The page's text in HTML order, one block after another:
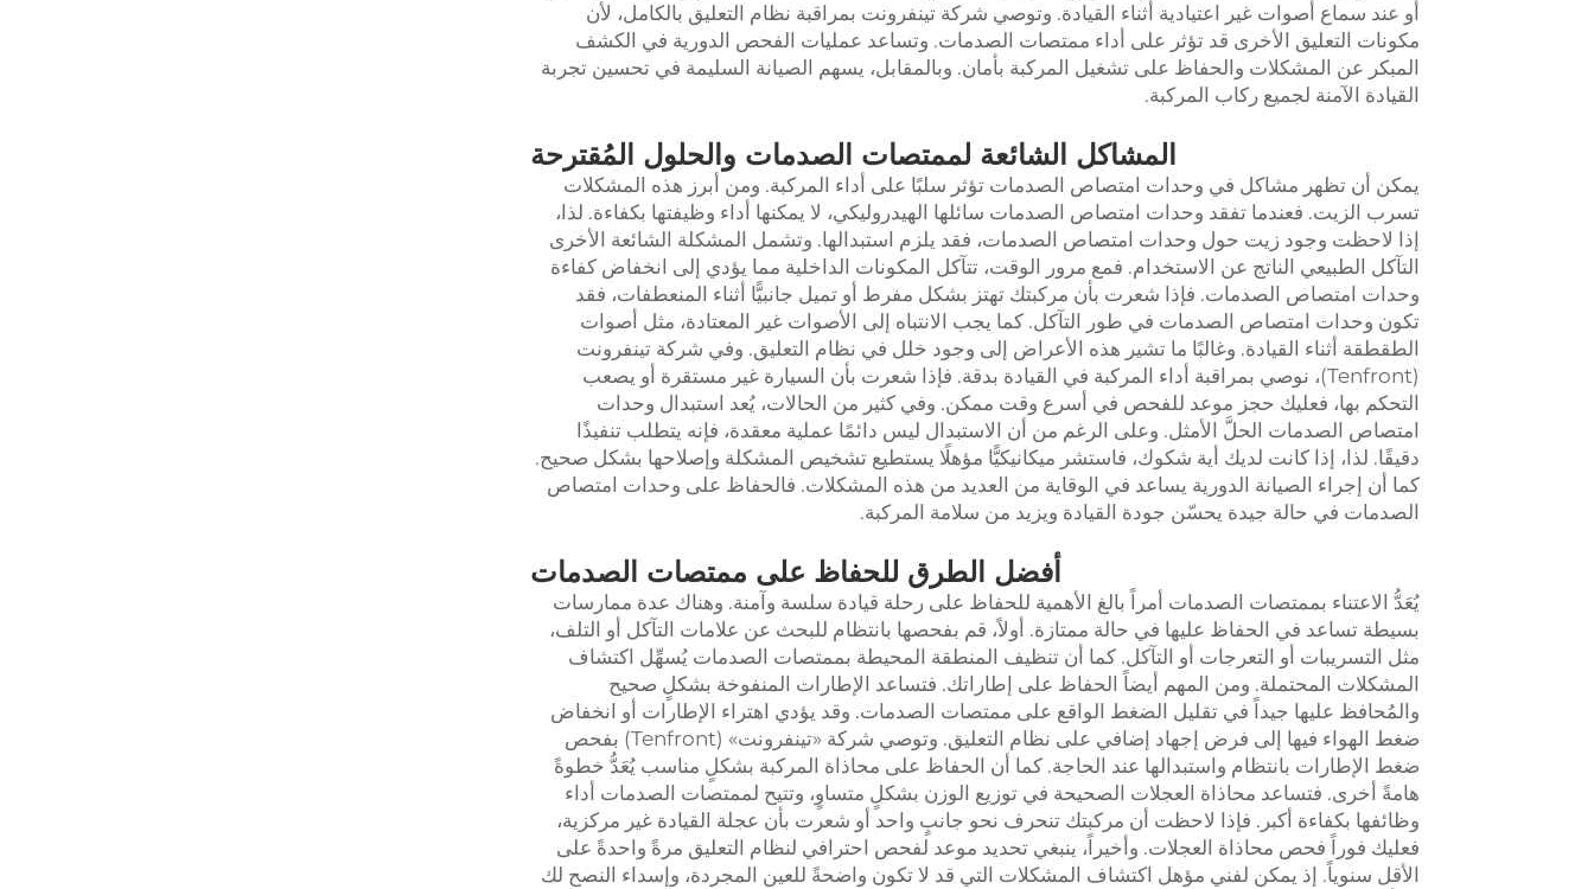
أو عند سماع أصوات غير اعتيادية أثناء القيادة. وتوصي شركة تينفرونت بمراقبة نظام التعليق بالكامل، لأن
مكونات التعليق الأخرى قد تؤثر على أداء ممتصات الصدمات. وتساعد عمليات الفحص الدورية في الكشف
المبكر عن المشكلات والحفاظ على تشغيل المركبة بأمان. وبالمقابل، يسهم الصيانة السليمة في تحسين تجربة
القيادة الآمنة لجميع ركاب المركبة.
المشاكل الشائعة لممتصات الصدمات والحلول المُقترحة
يمكن أن تظهر مشاكل في وحدات امتصاص الصدمات تؤثر سلبًا على أداء المركبة. ومن أبرز هذه المشكلات
تسرب الزيت. فعندما تفقد وحدات امتصاص الصدمات سائلها الهيدروليكي، لا يمكنها أداء وظيفتها بكفاءة. لذا،
إذا لاحظت وجود زيت حول وحدات امتصاص الصدمات، فقد يلزم استبدالها. وتشمل المشكلة الشائعة الأخرى
التآكل الطبيعي الناتج عن الاستخدام. فمع مرور الوقت، تتآكل المكونات الداخلية مما يؤدي إلى انخفاض كفاءة
وحدات امتصاص الصدمات. فإذا شعرت بأن مركبتك تهتز بشكل مفرط أو تميل جانبيًّا أثناء المنعطفات، فقد
تكون وحدات امتصاص الصدمات في طور التآكل. كما يجب الانتباه إلى الأصوات غير المعتادة، مثل أصوات
الطقطقة أثناء القيادة. وغالبًا ما تشير هذه الأعراض إلى وجود خلل في نظام التعليق. وفي شركة تينفرونت
(Tenfront)، نوصي بمراقبة أداء المركبة في القيادة بدقة. فإذا شعرت بأن السيارة غير مستقرة أو يصعب
التحكم بها، فعليك حجز موعد للفحص في أسرع وقت ممكن. وفي كثير من الحالات، يُعد استبدال وحدات
امتصاص الصدمات الحلَّ الأمثل. وعلى الرغم من أن الاستبدال ليس دائمًا عملية معقدة، فإنه يتطلب تنفيذًا
دقيقًا. لذا، إذا كانت لديك أية شكوك، فاستشر ميكانيكيًّا مؤهلًا يستطيع تشخيص المشكلة وإصلاحها بشكل صحيح.
كما أن إجراء الصيانة الدورية يساعد في الوقاية من العديد من هذه المشكلات. فالحفاظ على وحدات امتصاص
الصدمات في حالة جيدة يحسّن جودة القيادة ويزيد من سلامة المركبة.
أفضل الطرق للحفاظ على ممتصات الصدمات
يُعَدُّ الاعتناء بممتصات الصدمات أمراً بالغ الأهمية للحفاظ على رحلة قيادة سلسة وآمنة. وهناك عدة ممارسات
بسيطة تساعد في الحفاظ عليها في حالة ممتازة. أولاً، قم بفحصها بانتظام للبحث عن علامات التآكل أو التلف،
مثل التسريبات أو التعرجات أو التآكل. كما أن تنظيف المنطقة المحيطة بممتصات الصدمات يُسهِّل اكتشاف
المشكلات المحتملة. ومن المهم أيضاً الحفاظ على إطاراتك. فتساعد الإطارات المنفوخة بشكلٍ صحيح
والمُحافظ عليها جيداً في تقليل الضغط الواقع على ممتصات الصدمات. وقد يؤدي اهتراء الإطارات أو انخفاض
ضغط الهواء فيها إلى فرض إجهاد إضافي على نظام التعليق. وتوصي شركة «تينفرونت» (Tenfront) بفحص
ضغط الإطارات بانتظام واستبدالها عند الحاجة. كما أن الحفاظ على محاذاة المركبة بشكلٍ مناسب يُعَدُّ خطوةً
هامةً أخرى. فتساعد محاذاة العجلات الصحيحة في توزيع الوزن بشكلٍ متساوٍ، وتتيح لممتصات الصدمات أداء
وظائفها بكفاءة أكبر. فإذا لاحظت أن مركبتك تنحرف نحو جانبٍ واحد أو شعرت بأن عجلة القيادة غير مركزية،
فعليك فوراً فحص محاذاة العجلات. وأخيراً، ينبغي تحديد موعد لفحص احترافي لنظام التعليق مرةً واحدةً على
الأقل سنوياً. إذ يمكن لفني مؤهل اكتشاف المشكلات التي قد لا تكون واضحةً للعين المجردة، وإسداء النصح لك